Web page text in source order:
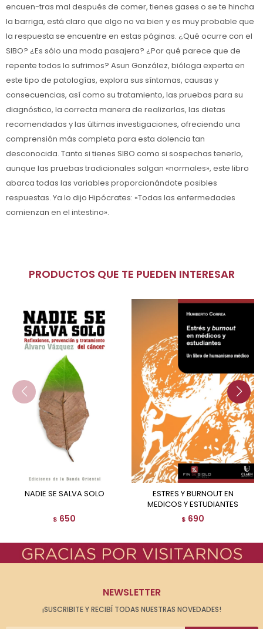
encuen-tras mal después de comer, tienes gases o se te hincha
la barriga, está claro que algo no va bien y es muy probable que
la respuesta se encuentre en estas páginas. ¿Qué ocurre con el
SIBO? ¿Es sólo una moda pasajera? ¿Por qué parece que de
repente todos lo sufrimos? Asun González, bióloga experta en
este tipo de patologías, explora sus síntomas, causas y
consecuencias, así como su tratamiento, las pruebas para su
diagnóstico, la correcta manera de realizarlas, las dietas
recomendadas y las últimas investigaciones, ofreciendo una
comprensión más completa para esta dolencia tan
desconocida. Tanto si tienes SIBO como si sospechas tenerlo,
aunque las pruebas tradicionales salgan «normales», este libro
abarca todas las variables proporcionándote posibles
respuestas. Ya lo dijo Hipócrates: «Todas las enfermedades
comienzan en el intestino».
PRODUCTOS QUE TE PUEDEN INTERESAR
NADIE SE SALVA SOLO
$ 650
ESTRES Y BURNOUT EN
MEDICOS Y ESTUDIANTES
$ 690
NEWSLETTER
¡SUSCRIBITE Y RECIBÍ TODAS NUESTRAS NOVEDADES!